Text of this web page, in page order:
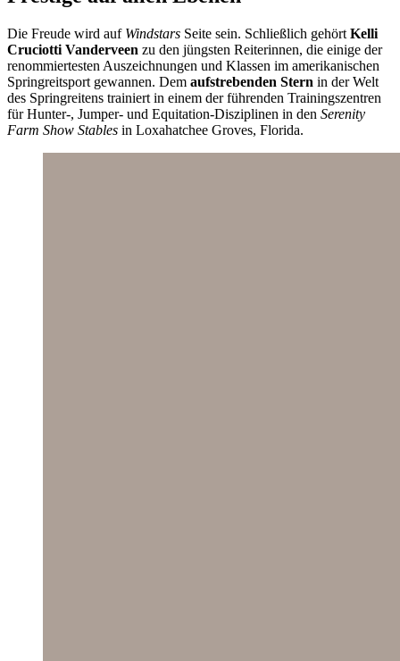
Die Freude wird auf Windstars Seite sein. Schließlich gehört Kelli
Cruciotti Vanderveen zu den jüngsten Reiterinnen, die einige der
renommiertesten Auszeichnungen und Klassen im amerikanischen
Springreitsport gewannen. Dem aufstrebenden Stern in der Welt
des Springreitens trainiert in einem der führenden Trainingszentren
für Hunter-, Jumper- und Equitation-Disziplinen in den Serenity
Farm Show Stables in Loxahatchee Groves, Florida.